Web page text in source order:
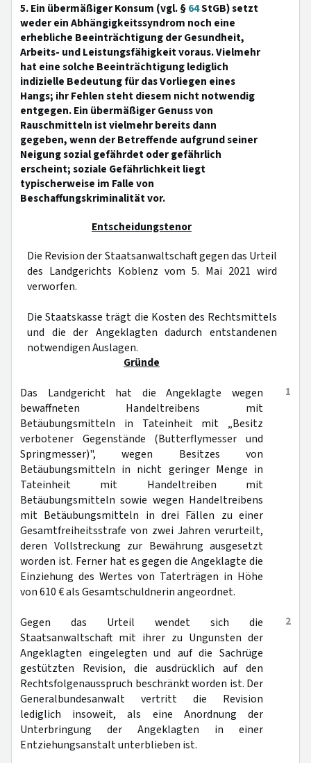
5. Ein übermäßiger Konsum (vgl. §64StGB) setzt
weder ein Abhängigkeitssyndrom noch eine
erhebliche Beeinträchtigung der Gesundheit,
Arbeits- und Leistungsfähigkeit voraus. Vielmehr
hat eine solche Beeinträchtigung lediglich
indizielle Bedeutung für das Vorliegen eines
Hangs; ihr Fehlen steht diesem nicht notwendig
entgegen. Ein übermäßiger Genuss von
Rauschmitteln ist vielmehr bereits dann
gegeben, wenn der Betreffende aufgrund seiner
Neigung sozial gefährdet oder gefährlich
erscheint; soziale Gefährlichkeit liegt
typischerweise im Falle von
Beschaffungskriminalität vor.
Entscheidungstenor
Die Revision der Staatsanwaltschaft gegen das Urteil
des Landgerichts Koblenz vom 5. Mai 2021 wird
verworfen.
Die Staatskasse trägt die Kosten des Rechtsmittels
und die der Angeklagten dadurch entstandenen
notwendigen Auslagen.
Gründe
1
Das Landgericht hat die Angeklagte wegen
bewaffneten Handeltreibens mit
Betäubungsmitteln in Tateinheit mit „Besitz
verbotener Gegenstände (Butterflymesser und
Springmesser)", wegen Besitzes von
Betäubungsmitteln in nicht geringer Menge in
Tateinheit mit Handeltreiben mit
Betäubungsmitteln sowie wegen Handeltreibens
mit Betäubungsmitteln in drei Fällen zu einer
Gesamtfreiheitsstrafe von zwei Jahren verurteilt,
deren Vollstreckung zur Bewährung ausgesetzt
worden ist. Ferner hat es gegen die Angeklagte die
Einziehung des Wertes von Taterträgen in Höhe
von 610 € als Gesamtschuldnerin angeordnet.
2
Gegen das Urteil wendet sich die
Staatsanwaltschaft mit ihrer zu Ungunsten der
Angeklagten eingelegten und auf die Sachrüge
gestützten Revision, die ausdrücklich auf den
Rechtsfolgenausspruch beschränkt worden ist. Der
Generalbundesanwalt vertritt die Revision
lediglich insoweit, als eine Anordnung der
Unterbringung der Angeklagten in einer
Entziehungsanstalt unterblieben ist.